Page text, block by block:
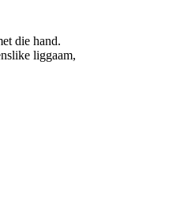
die hand.
liggaam,